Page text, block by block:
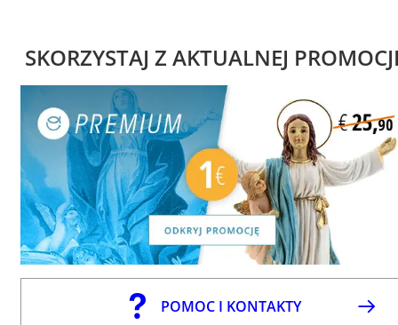
SKORZYSTAJ Z AKTUALNEJ
POMOC I KONTAKTY